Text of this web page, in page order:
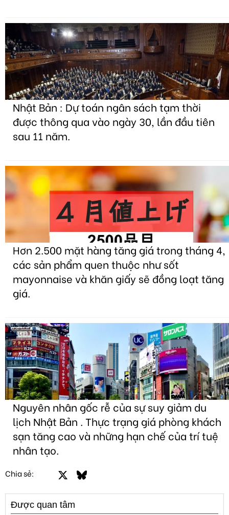
Nhật Bản : Dự toán ngân sách tạm thời
được thông qua vào ngày 30, lần đầu tiên
sau 11 năm.
Hơn 2.500 mặt hàng tăng giá trong tháng 4,
các sản phẩm quen thuộc như sốt
mayonnaise và khăn giấy sẽ đồng loạt tăng
giá.
Nguyên nhân gốc rễ của sự suy giảm du
lịch Nhật Bản . Thực trạng giá phòng khách
sạn tăng cao và những hạn chế của trí tuệ
nhân tạo.
Chia sẻ: FacebookBluesky
Được quan tâm